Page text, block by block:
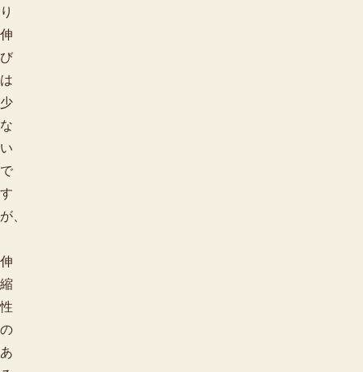
り
伸
び
は
少
な
い
で
す
が、
伸
縮
性
の
あ